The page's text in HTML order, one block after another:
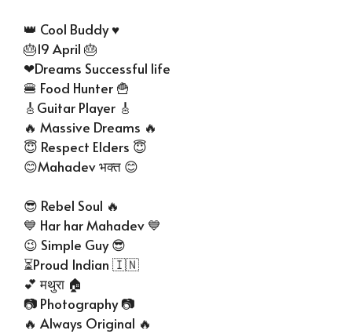
👑 Cool Buddy ♥
🎂19 April 🎂
❤Dreams Successful life
🍔 Food Hunter 🍟
🎸Guitar Player 🎸
🔥 Massive Dreams 🔥
😇 Respect Elders 😇
😊Mahadev भक्त 😊
😎 Rebel Soul 🔥
💙 Har har Mahadev 💙
😉 Simple Guy 😎
⏳Proud Indian 🇮🇳
💕 मथुरा 🏠
📷 Photography 📷
🔥 Always Original 🔥